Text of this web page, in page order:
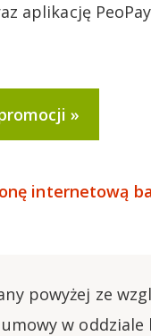
aplikację
internetową
powyżej ze
w oddziale